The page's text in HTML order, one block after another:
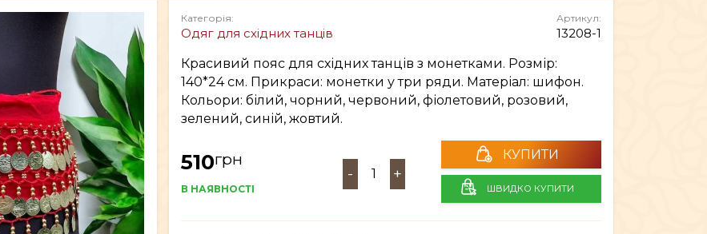
ВСЕ ДЛЯ КУРІННЯ
Категорія:
Одяг для східних танців
Артикул:
13208-1
Красивий пояс для східних танців з монетками. Розмір:
140*24 см. Прикраси: монетки у три ряди. Матеріал: шифон.
Кольори: білий, чорний, червоний, фіолетовий, розовий,
зелений, синій, жовтий.
510грн
В НАЯВНОСТІ
- +
КУПИТИ
ШВИДКО КУПИТИ